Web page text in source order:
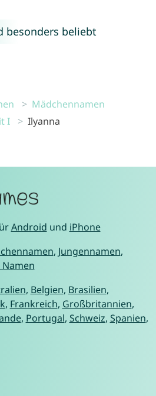
besonders beliebt
Mädchennamen
I
Ilyanna
Android und iPhone
, Jungennamen,
Namen
, Belgien, Brasilien,
, Frankreich, Großbritannien,
, Portugal, Schweiz, Spanien,